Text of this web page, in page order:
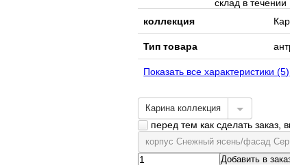
склад в
коллекция
Тип товара
Показать все характеристики (5)
Карина коллекция
перед тем как сделать заказ,
корпус Cнежный ясень/фасад
Добавить в